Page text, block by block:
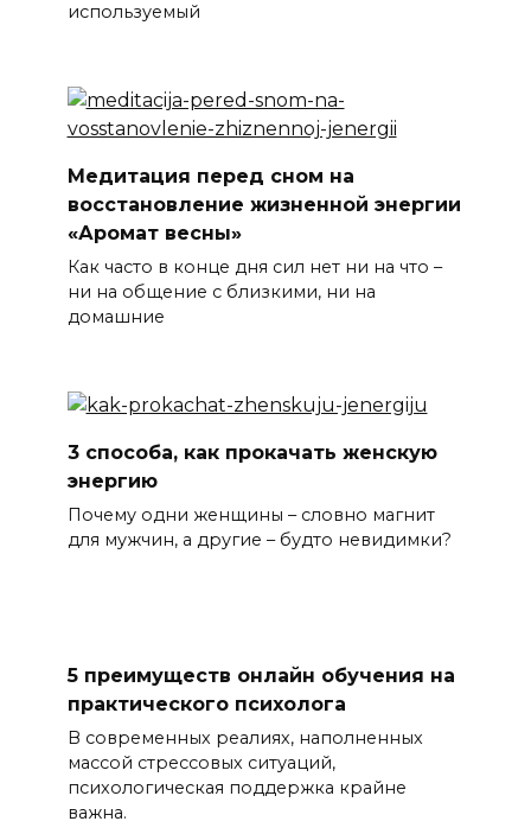
используемый
Медитация перед сном на
восстановление жизненной энергии
«Аромат весны»
Как часто в конце дня сил нет ни на что –
ни на общение с близкими, ни на
домашние
3 способа, как прокачать женскую
энергию
Почему одни женщины – словно магнит
для мужчин, а другие – будто невидимки?
5 преимуществ онлайн обучения на
практического психолога
В современных реалиях, наполненных
массой стрессовых ситуаций,
психологическая поддержка крайне
важна.